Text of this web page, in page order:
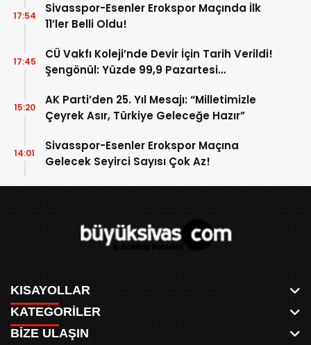
Sivasspor-Esenler Erokspor Maçında İlk
11’ler Belli Oldu!
17:54
CÜ Vakfı Koleji’nde Devir İçin Tarih Verildi!
Şengönül: Yüzde 99,9 Pazartesi
17:45
AK Parti’den 25. Yıl Mesajı: “Milletimizle
Çeyrek Asır, Türkiye Geleceğe Hazır”
15:20
Sivasspor-Esenler Erokspor Maçına
Gelecek Seyirci Sayısı Çok Az!
14:01
KISAYOLLAR
ANASAYFA
AKSU CANLI
KATEGORİLER
BİZE ULAŞIN